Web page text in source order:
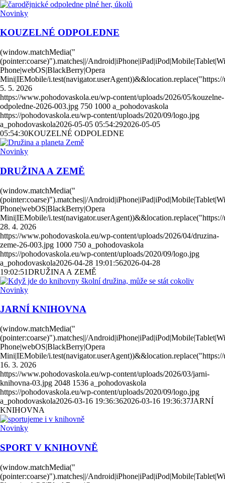
Novinky
KOUZELNÉ ODPOLEDNE
(window.matchMedia("
(pointer:coarse)").matches||/
Phone|webOS|BlackBerry|Opera
Mini|IEMobile/
5. 5. 2026
https://www.pohodovaskola.eu/wp-content/uploads/2026/05/kouzelne-
odpoledne-2026-003.jpg 750 1000 a_pohodovaskola
https://pohodovaskola.eu/wp-content/uploads/2020/09/logo.jpg
a_pohodovaskola2026-05-05 05:54:292026-05-05
05:54:30KOUZELNÉ ODPOLEDNE
Novinky
DRUŽINA A ZEMĚ
(window.matchMedia("
(pointer:coarse)").matches||/
Phone|webOS|BlackBerry|Opera
Mini|IEMobile/
28. 4. 2026
https://www.pohodovaskola.eu/wp-content/uploads/2026/04/druzina-
zeme-26-003.jpg 1000 750 a_pohodovaskola
https://pohodovaskola.eu/wp-content/uploads/2020/09/logo.jpg
a_pohodovaskola2026-04-28 19:01:562026-04-28
19:02:51DRUŽINA A ZEMĚ
Novinky
JARNÍ KNIHOVNA
(window.matchMedia("
(pointer:coarse)").matches||/
Phone|webOS|BlackBerry|Opera
Mini|IEMobile/
16. 3. 2026
https://www.pohodovaskola.eu/wp-content/uploads/2026/03/jarni-
knihovna-03.jpg 2048 1536 a_pohodovaskola
https://pohodovaskola.eu/wp-content/uploads/2020/09/logo.jpg
a_pohodovaskola2026-03-16 19:36:362026-03-16 19:36:37JARNÍ
KNIHOVNA
Novinky
SPORT V KNIHOVNĚ
(window.matchMedia("
(pointer:coarse)").matches||/